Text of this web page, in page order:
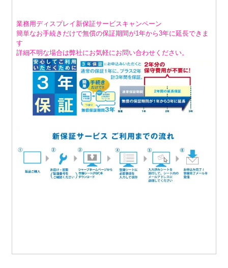
業務用ディスプレイ新保証サービスキャンペーン
簡単なお手続きだけで無償の保証期間が1年から3年に延長できま
す
詳細不明な場合は弊社にお気軽にお問い合わせください。